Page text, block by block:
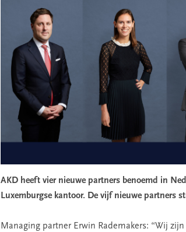
AKD heeft vier nieuwe partners benoemd in
Luxemburgse kantoor. De vijf nieuwe partners
Managing partner Erwin Rademakers: “Wij